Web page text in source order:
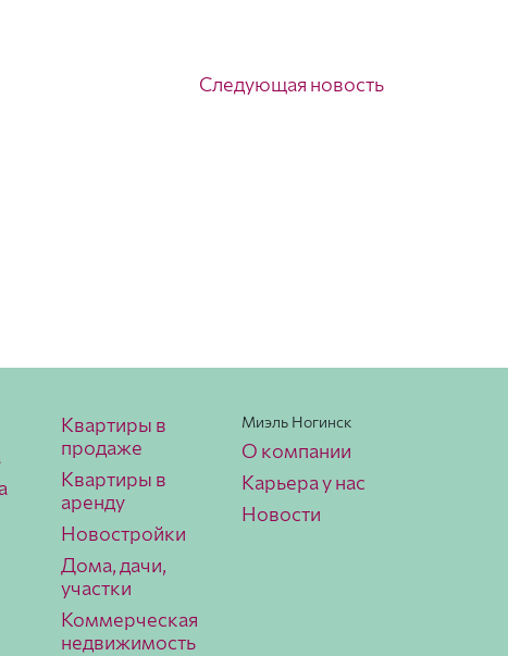
Следующая новость
Квартиры в
продаже
Квартиры в
аренду
Новостройки
Дома, дачи,
участки
Коммерческая
недвижимость
Миэль Ногинск
О компании
Карьера у нас
Новости